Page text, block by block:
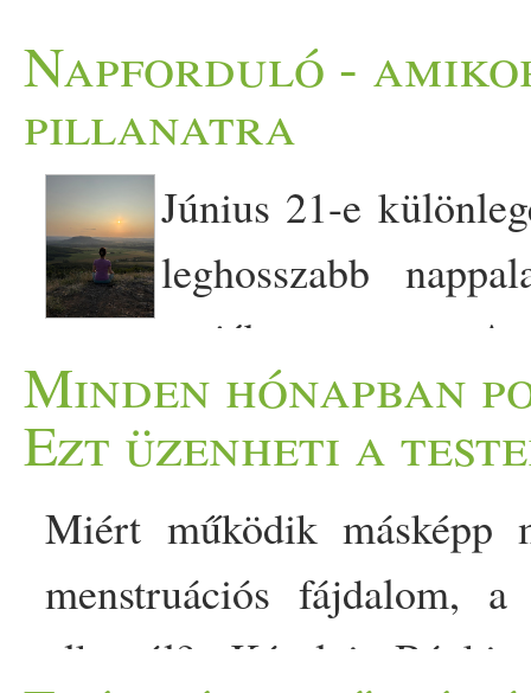
Napforduló -
pillanatra
Június 21-e különleges nap. A nyári napforduló az év leghosszabb nappala. A természet ilyenkor teljes erejében ragyog. A fák lombjai sűrűek és zöldek, a rétek virágba borulnak, a gyümölcsök tömegesen érnek, minden az élet teljességét sugározza. Ősidők óta fontos időpont volt ez az emberek számára. A fény eléri a csúcspontját, majd lassan megkezdődik az út a rövidülő nappalok felé. A természet ritmusa emlékeztet bennünket arra, hogy minden ciklikus. Van idő a növekedésre, a kibontakozásra, és van idő a befelé fordulásra is. A nyári napforduló nemcsak a természetben jelent fordulópontot. Az év feléhez érkeztünk. Mögöttünk van hat hónap, és előttünk áll még hat. Ez egy olyan pillanat, amikor érdemes megállni egy kicsit, kilépni a hétköznapok sodrásából, és ránézni arra, hogyan alakult az elmúlt időszak. Sokszor úgy telnek a napok, hetek és hónapok, hogy csak haladunk előre. Intézzük a feladatokat, megoldjuk a problémákat, terveket szövünk, alkalmazkodunk a változásokhoz. Közben ritkán állunk meg, hogy tudatosan végiggondoljuk, merre is tartunk valójában. A napforduló lehetőséget kínál tudatosan áttekinteni az eltet időszakot és felkészülni az év hátra levő részére. A sikeres változtatáshoz, nagyon fontos, hogy komolyan határozd el pontosan miben szeretnél változtatni és légy tudatos arról, hogyan érheted el. Ne csak azt gondold, "majd rendszeresen mozgok" vagy "majd nem idegeskedem annyit " vagy "többet találkozom szeretteimmel" mert elérkezünk az év végéhez és újra azt fogod gondolni, na majd jövőre... Bármi amiben az életben siekres szeretnél lenni, eredményt szeretnél elérni arra időt, energiát, pénzt kell szánni... Ha nem csinálsz, időt, teret annak amit szeretnél, hogy az életedben megnyilvánuljon, soha nem fog megérkezni Az elmúlt időszak átgondolásánál talán segít, ha szem előtt tartod, hogy bármi is történt Veled, az mindig érted van és a fejlődésedet szolgálja. Még akkor is ha az adott pillanatban úgy tűnik, hogy ez nem lesz a hasznodra és inkább érzed kényelmetlennek, kellemetlennek, mint jótékonynak. Néha az életünk leginkább rémes helyzeteinek, személyeinek köszönhetjük, hogy türelmet, alázatot, egyszerűséget, önzetlenséget, lemondást vagy éppen elengedést tanulhatunk. Sokszor ha visszatekintünk az életünkre rájövünk, milyen hálásak lehetünk egy-egy olyan életeseménynek, amit, akkor nagyon rossznak éltünk meg. Egy korábbi bejegyzésben erről olvashatsz: Sosem látod a teljes képet... Minden egyes napod új lehetőségeket, új tapasztalatokat hoz számodra. Járj mindig nyitott szemmel, figyeld mit hoz az élet, figyeld merre mennek a sínek. A nyitottság és az elfogadás, a rugalmasság fogja számodra biztosítani, hogy a következő időszakod igazán sikeres legyen... Mit jelent, hogy sikeres? Talán azt gondolod, hogy most a szokásos dolgokat fogom ideírni... jó állás van, jó fizetés, autó, elismerés, hírnév, tisztelet, valamiben jónak lenni, tehetség.... Sikeres az, aki boldog, elégedett önmagában, kiegyensúlyozott, egészséges, tökéletes harmóniában él önmagával és környezetével - a jóga a sikert az önmegvalósítás elérésével definiálja. Ha úgy érzed a mostani életed, a fentiek alapján nem annyira sikeres, akkor tegyél érte, hogy Te is boldog és kiegyensúlyozott legyél. Lásd a változás szükségességét, mert ha ugyanazt csinálod mint eddig, akkor sajnos ugyanazt az eredményt fogod kapni. A változás amit szeretnél érintheti az egészséged, életmódod, személyiséged fejlesztését, gondolkodásod változtatását, emberi kapcsolataidat vagy bármilyen olyan dolgot, amiben szeretnél más eredményt látni az év végéig. Gondold át a céljaidat és
Minden hónapban
Ezt üzenheti a
Miért működik
menstruációs fájdalom,
alkatról? Károlyi